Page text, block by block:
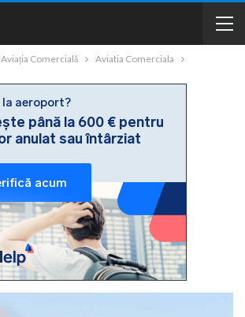
Aviația Comercială Aviatia Comerciala